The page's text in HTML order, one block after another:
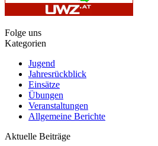
Folge uns
Kategorien
Jugend
Jahresrückblick
Einsätze
Übungen
Veranstaltungen
Allgemeine Berichte
Aktuelle Beiträge